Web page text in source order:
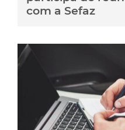
com a Sefaz